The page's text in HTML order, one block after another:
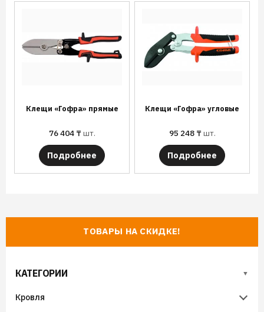
ТОВАРЫ НА СКИДКЕ!
КАТЕГОРИИ
Кровля
Клещи «Гофра» прямые
76 404 ₸шт.
Подробнее
Клещи «Гофра» угловые
95 248 ₸шт.
Подробнее